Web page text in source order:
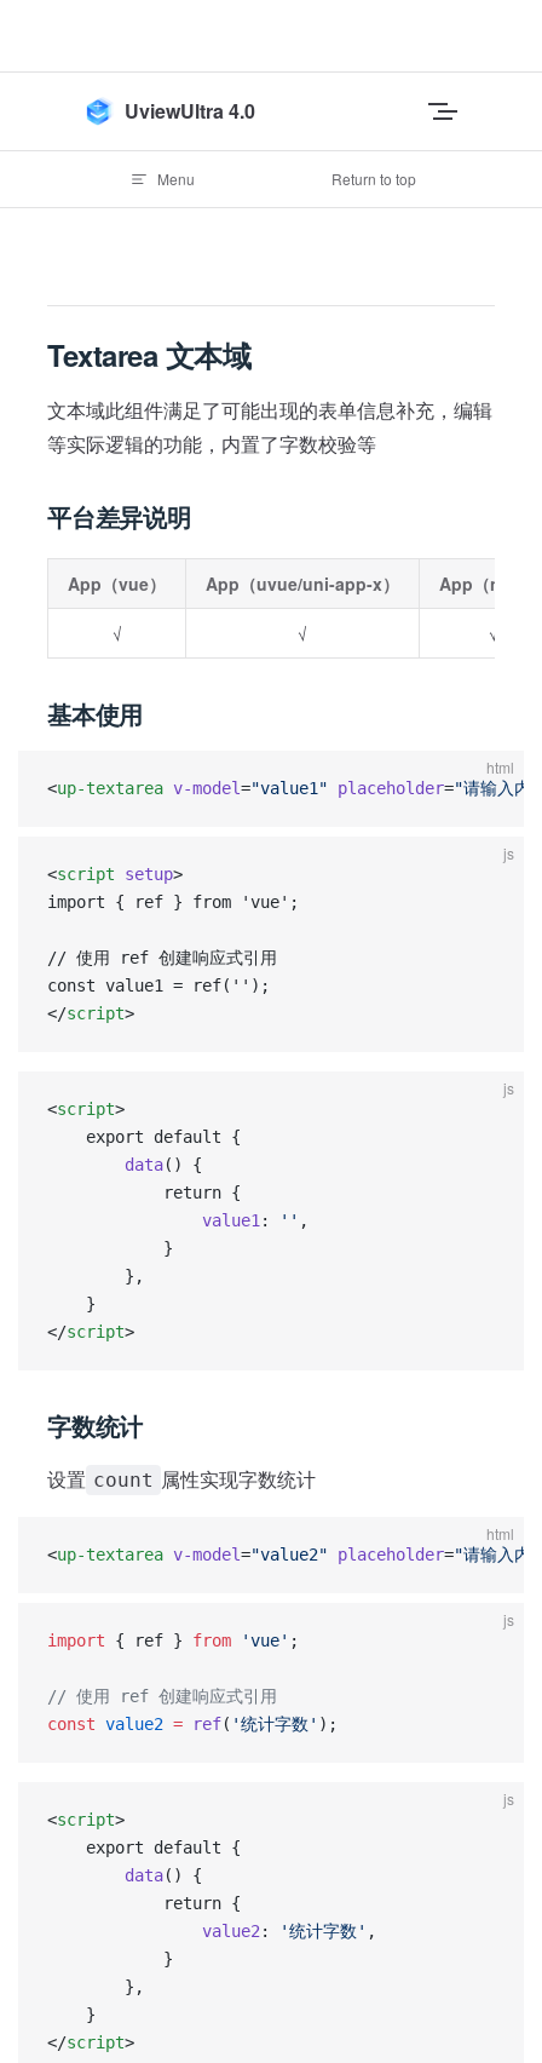
UviewUltra 4.0
Menu Return to top
Textarea 文本域
文本域此组件满足了可能出现的表单信息补充，编辑
等实际逻辑的功能，内置了字数校验等
平台差异说明
App（vue） App（uvue/uni-app-x） App（nvue
√ √ √
基本使用
html
<up-textarea v-model="value1" placeholder="请输入内
js
<script setup>
import { ref } from 'vue';
// 使用 ref 创建响应式引用
const value1 = ref('');
</script>
js
<script>
	export default {
		data
() {
			return {
				value1
: '' ,
			}
		},
	}
</script>
字数统计
设置 count 属性实现字数统计
html
<up-textarea v-model="value2" placeholder="请输入内
js
import { ref } from 'vue' ;
// 使用 ref 创建响应式引用
const value2 = ref( '统计字数' );
js
<script>
	export default {
		data
() {
			return {
				value2
: '统计字数' ,
			}
		},
	}
</script>